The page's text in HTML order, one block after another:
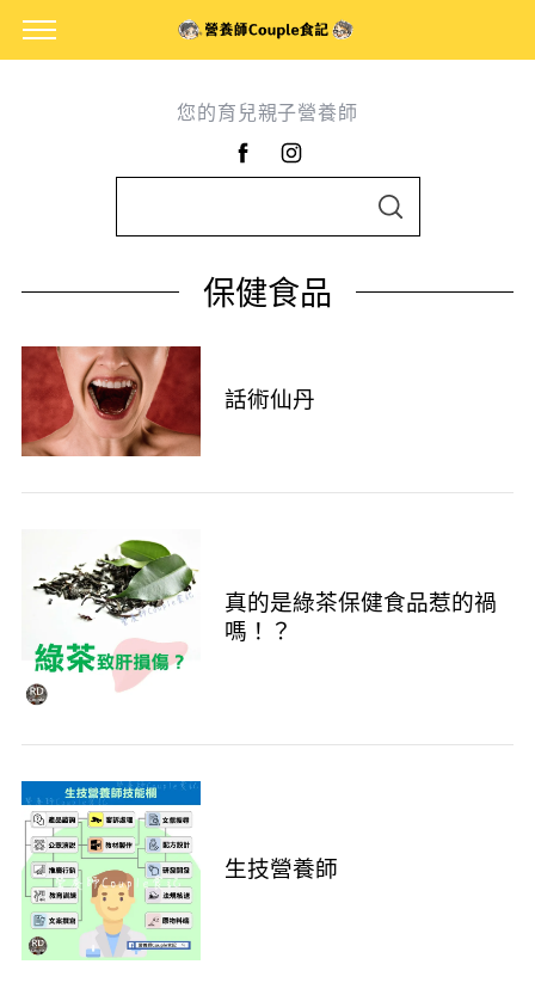
您的育兒親子營養師
r
h
f
o
r
:
S
H
保健食品
話術仙丹
真的是綠茶保健食品惹的禍
嗎！？
生技營養師